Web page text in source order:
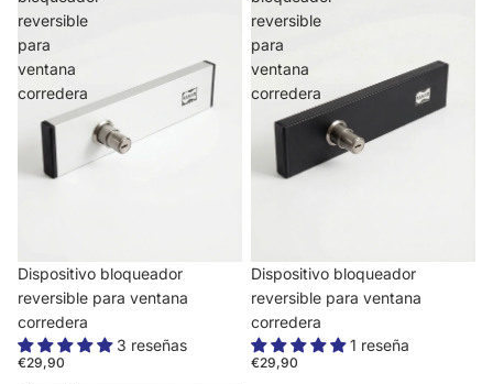
reversible
para
ventana
corredera
Dispositivo bloqueador
reversible para ventana
corredera
3 reseñas
€29,90
reversible
para
ventana
corredera
Dispositivo bloqueador
reversible para ventana
corredera
1 reseña
€29,90